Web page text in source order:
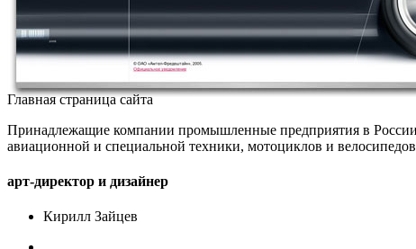
Главная страница сайта
Принадлежащие компании промышленные предприятия в
авиационной и специальной техники, мотоциклов и
арт-директор и дизайнер
Кирилл Зайцев